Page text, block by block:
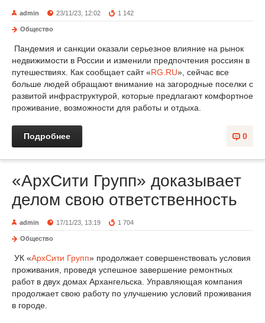
admin 23/11/23, 12:02 1 142
Общество
Пандемия и санкции оказали серьезное влияние на рынок
недвижимости в России и изменили предпочтения россиян в
путешествиях. Как сообщает сайт «RG.RU», сейчас все
больше людей обращают внимание на загородные поселки с
развитой инфраструктурой, которые предлагают комфортное
проживание, возможности для работы и отдыха.
0
Подробнее
«АрхСити Групп» доказывает
делом свою ответственность
admin 17/11/23, 13:19 1 704
Общество
УК «АрхСити Групп» продолжает совершенствовать условия
проживания, проведя успешное завершение ремонтных
работ в двух домах Архангельска. Управляющая компания
продолжает свою работу по улучшению условий проживания
в городе.